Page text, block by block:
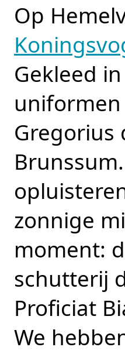
Op
Gekleed
Gregorius
zonnige
moment:
schutterij
Proficiat
We